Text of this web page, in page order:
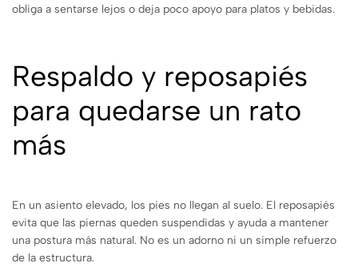
obliga a sentarse lejos o deja poco apoyo para platos y bebidas.
Respaldo y reposapiés
para quedarse un rato
más
En un asiento elevado, los pies no llegan al suelo. El reposapiés
evita que las piernas queden suspendidas y ayuda a mantener
una postura más natural. No es un adorno ni un simple refuerzo
de la estructura.